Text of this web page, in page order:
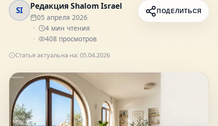
Контакты
Присоединяйтесь к нам
Получайте актуальные новости и советы о
жизни в Израиле
Подписаться
SI Редакция Shalom Israel
05 апреля 2026
4мин чтения
408 просмотров
ПОДЕЛИТЬСЯ
Статья актуальна на:05.04.2026